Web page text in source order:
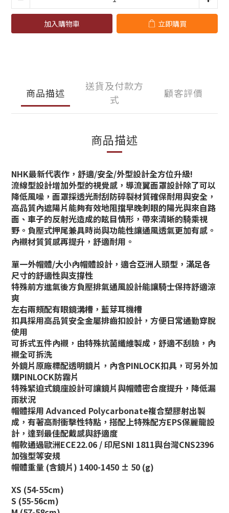
加入購物車 立即購買
商品描述
送貨及付款方
式
顧客評價
商品描述
NHK最新代表作，舒適/安全/外型設計全方位升級!
流線型設計增加外型的視覺感，導流翼面罩設計除了可以
降低風噪，面罩採透光耐刮防碎裂材質確保耐用與安全，
高品質內遮陽片能夠有效地阻擋早晚刺眼的陽光與來自路
面、車子的反射光造成的眩目情形，帶來清晰的騎乘視
野。負壓式押尾兼具時尚與功能性讓通風透氣更加有感。
內襯材質質感再提升，舒適耐用。
單一外帽體/大小內帽體設計，適合亞洲人頭型，滿足各
尺寸的舒適性與支撐性
特殊前方進氣後方負壓排氣通風設計能讓騎士保持舒適涼
爽
左右兩頰配有眼鏡溝槽，藍芽耳機槽
扣具採用高品質安全金屬排齒扣設計，方便日常通勤穿脫
使用
可拆式五件內襯，由特殊抗菌纖維製成，舒適不刮臉，內
襯全可拆洗
外鏡片原廠標配透明鏡片，內含PINLOCK扣具，可另外加
購PINLOCK防霧片
特殊緊迫式鏡座設計可讓鏡片與帽體密合度提升，降低漏
雨狀況
帽體採用 Advanced Polycarbonate複合塑膠射出製
成，有著高耐衝擊性特點，搭配上特殊配方EPS保麗龍設
計，達到最佳配戴感與舒適度
帽款通過歐洲ECE22.06 / 印尼SNI 1811與台灣CNS2396
加強型等安規
帽體重量 (含鏡片) 1400-1450 ± 50 (g)
XS (54-55cm)
S (55-56cm)